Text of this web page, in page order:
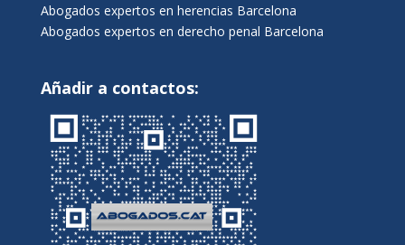
Abogados expertos en herencias Barcelona
Abogados expertos en derecho penal Barcelona
Añadir a contactos: